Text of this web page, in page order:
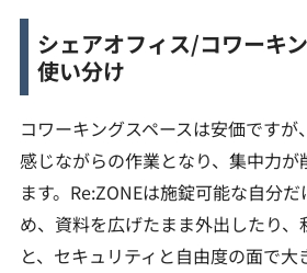
シェアオフィス/コワーキ
使い分け
コワーキングスペースは安価ですが
感じながらの作業となり、集中力が
ます。Re:ZONEは施錠可能な自分
め、資料を広げたまま外出したり、
と、セキュリティと自由度の面で大